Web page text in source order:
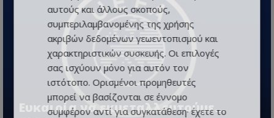
Ευκαιρία να εκμεταλλευτούμε...
αυτούς και άλλους σκοπούς,
συμπεριλαμβανομένης της χρήσης
ακριβών δεδομένων γεωεντοπισμού και
χαρακτηριστικών συσκευής. Οι επιλογές
σας ισχύουν μόνο για αυτόν τον
ιστότοπο. Ορισμένοι προμηθευτές
μπορεί να βασίζονται σε έννομο
συμφέρον αντί για συγκατάθεση· έχετε το